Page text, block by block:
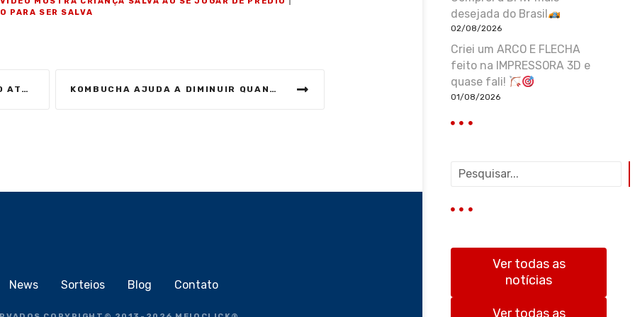
PARA SER SALVA
KOMBUCHA AJUDA A DIMINUIR QUANTIDADE DE GLICOSE NO SANGUE
desejada do Brasil
02/08/2026
Criei um ARCO E FLECHA
feito na IMPRESSORA 3D e
quase fali!
01/08/2026
q
Ver todas as
notícias
Ver todas as
News Sorteios Blog Contato